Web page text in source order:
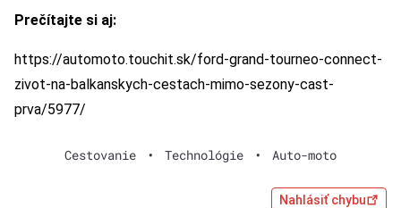
Prečítajte si aj:
https://automoto.touchit.sk/ford-grand-tourneo-connect-
zivot-na-balkanskych-cestach-mimo-sezony-cast-
prva/5977/
Cestovanie • Technológie • Auto-moto
Nahlásiť chybu